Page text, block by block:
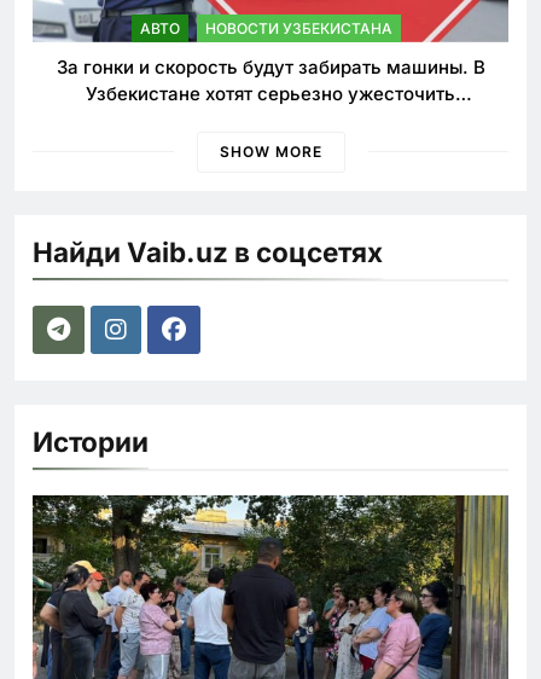
АВТО НОВОСТИ УЗБЕКИСТАНА
За гонки и скорость будут забирать машины. В
Узбекистане хотят серьезно ужесточить
SHOW MORE
Найди Vaib.uz в соцсетях
Истории